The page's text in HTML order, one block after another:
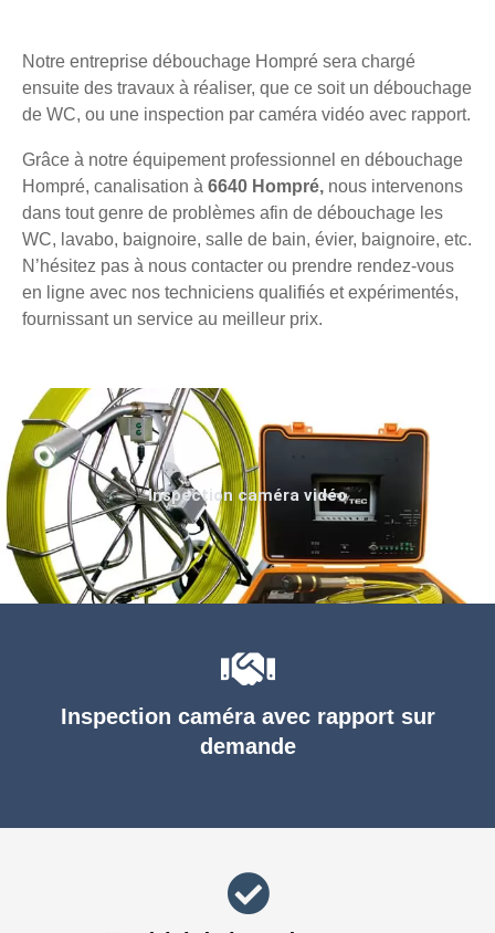
Notre entreprise débouchage Hompré sera chargé
ensuite des travaux à réaliser, que ce soit un débouchage
de WC, ou une inspection par caméra vidéo avec rapport.
Grâce à notre équipement professionnel en débouchage
Hompré, canalisation à 6640 Hompré, nous intervenons
dans tout genre de problèmes afin de débouchage les
WC, lavabo, baignoire, salle de bain, évier, baignoire, etc.
N’hésitez pas à nous contacter ou prendre rendez-vous
en ligne avec nos techniciens qualifiés et expérimentés,
fournissant un service au meilleur prix.
Inspection caméra avec rapport sur
demande
Inspection caméra vidéo